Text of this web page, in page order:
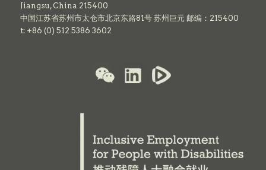
Jiangsu, China 215400
中国江苏省苏州市太仓市北京东路81号 苏州巨元 邮编：215400
t: +86 (0) 512 5386 3602